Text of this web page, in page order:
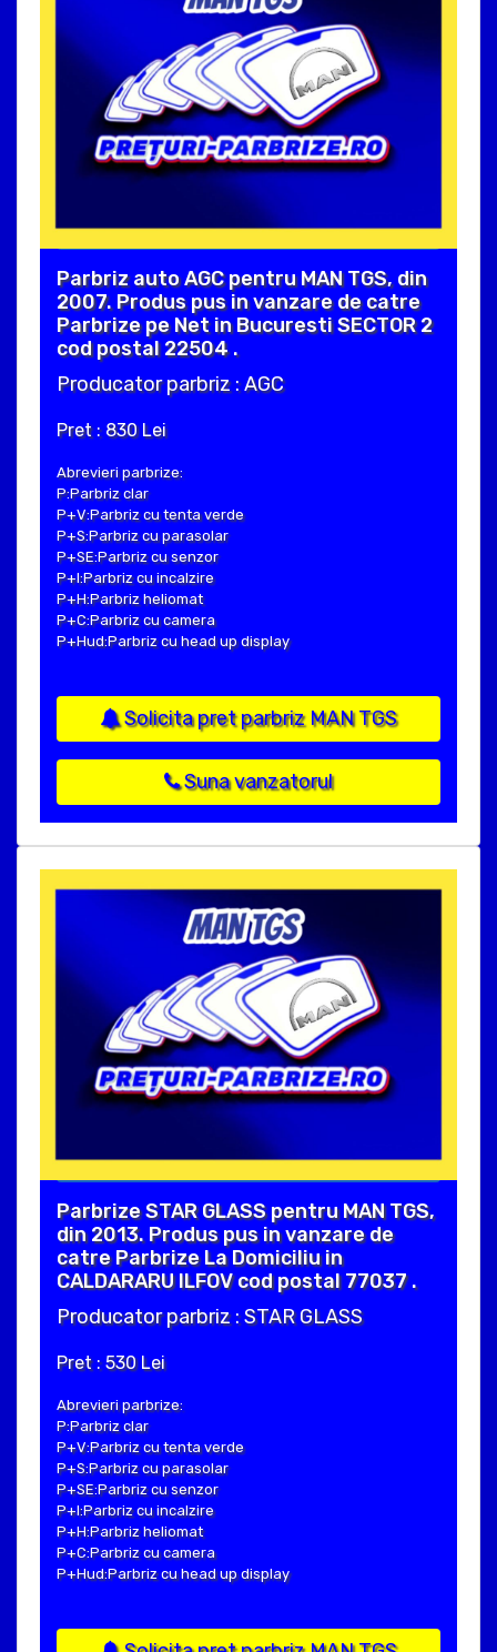
Parbriz auto AGC pentru MAN TGS, din
2007. Produs pus in vanzare de catre
Parbrize pe Net in Bucuresti SECTOR 2
cod postal 22504 .
Producator parbriz : AGC
Pret : 830 Lei
Abrevieri parbrize:
P:Parbriz clar
P+V:Parbriz cu tenta verde
P+S:Parbriz cu parasolar
P+SE:Parbriz cu senzor
P+I:Parbriz cu incalzire
P+H:Parbriz heliomat
P+C:Parbriz cu camera
P+Hud:Parbriz cu head up display
Solicita pret parbriz MAN TGS
Suna vanzatorul
Parbrize STAR GLASS pentru MAN TGS,
din 2013. Produs pus in vanzare de
catre Parbrize La Domiciliu in
CALDARARU ILFOV cod postal 77037 .
Producator parbriz : STAR GLASS
Pret : 530 Lei
Abrevieri parbrize:
P:Parbriz clar
P+V:Parbriz cu tenta verde
P+S:Parbriz cu parasolar
P+SE:Parbriz cu senzor
P+I:Parbriz cu incalzire
P+H:Parbriz heliomat
P+C:Parbriz cu camera
P+Hud:Parbriz cu head up display